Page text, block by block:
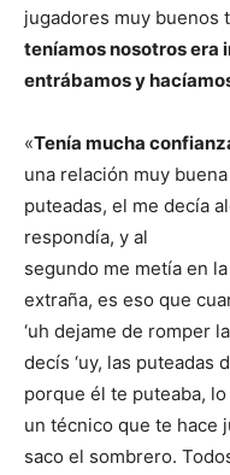
jugadores muy buenos
teníamos nosotros era
entrábamos y
«Tenía mucha
una relación muy
puteadas, el me decía
respondía, y al
segundo me metía en
extraña, es eso que
‘uh dejame de romper
decís ‘uy, las puteadas
porque él te puteaba,
un técnico que te hace
saco el sombrero.